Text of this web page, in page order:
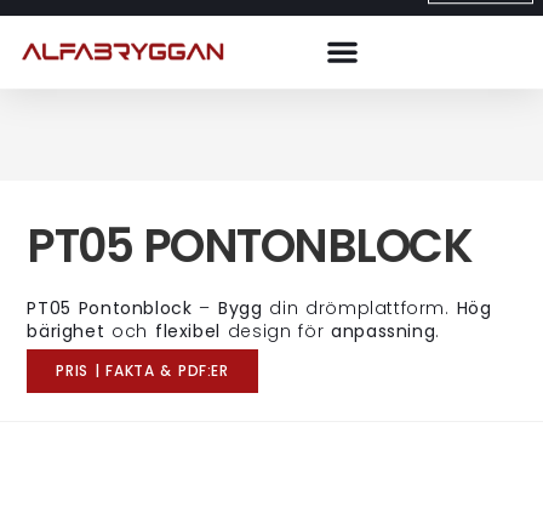
PT05 PONTONBLOCK
PT05 Pontonblock – Bygg din drömplattform. Hög
bärighet och flexibel design föranpassning.
PRIS | FAKTA & PDF:ER